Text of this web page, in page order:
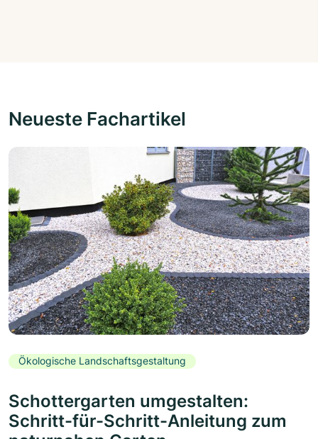
Neueste Fachartikel
Ökologische Landschaftsgestaltung
Schottergarten umgestalten:
Schritt-für-Schritt-Anleitung zum